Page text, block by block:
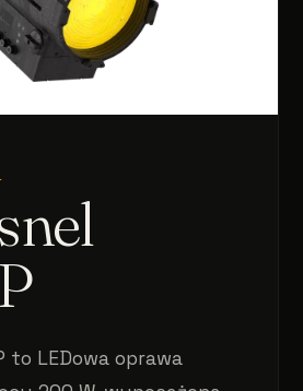
to LEDowa oprawa